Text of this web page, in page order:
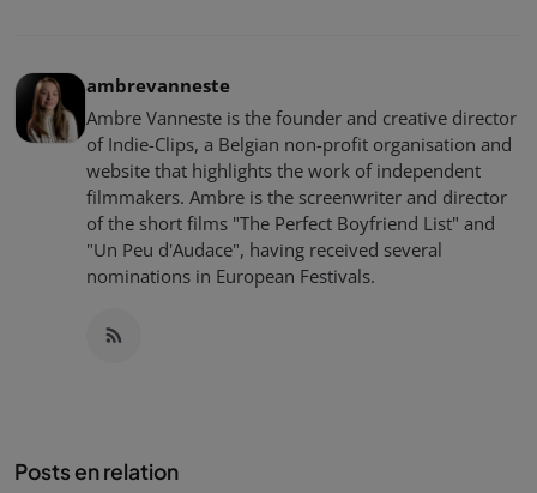
ambrevanneste
Ambre Vanneste is the founder and creative director
of Indie-Clips, a Belgian non-profit organisation and
website that highlights the work of independent
filmmakers. Ambre is the screenwriter and director
of the short films "The Perfect Boyfriend List" and
"Un Peu d'Audace", having received several
nominations in European Festivals.
Posts en relation